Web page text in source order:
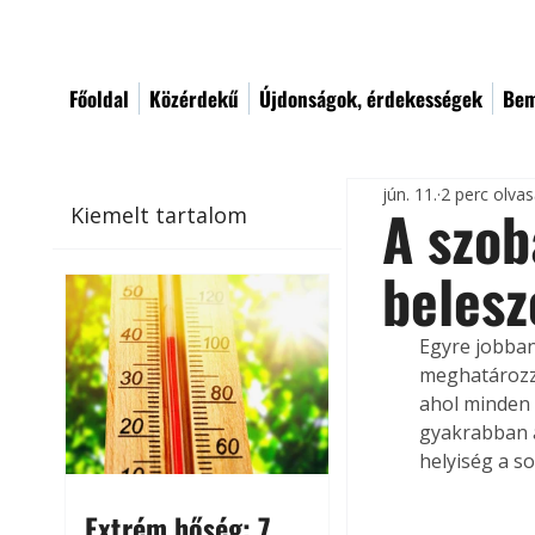
Főoldal Közérdekű Újdonságok, érdekességek
Kiemelt tartalom A
jún. 11. 2 perc
Egyre
ahol
gyakrabban
helyiség a